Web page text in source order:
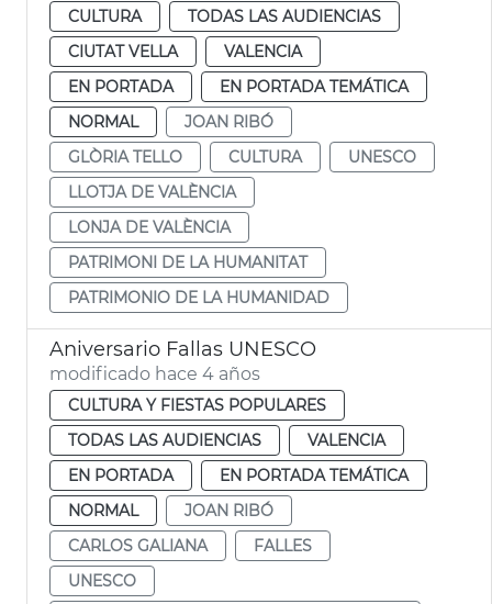
CULTURA
TODAS LAS AUDIENCIAS
CIUTAT VELLA
VALENCIA
EN PORTADA
EN PORTADA TEMÁTICA
NORMAL
JOAN RIBÓ
GLÒRIA TELLO
CULTURA
UNESCO
LLOTJA DE VALÈNCIA
LONJA DE VALÈNCIA
PATRIMONI DE LA HUMANITAT
PATRIMONIO DE LA HUMANIDAD
Aniversario Fallas UNESCO
modificado hace 4 años
CULTURA Y FIESTAS POPULARES
TODAS LAS AUDIENCIAS
VALENCIA
EN PORTADA
EN PORTADA TEMÁTICA
NORMAL
JOAN RIBÓ
CARLOS GALIANA
FALLES
UNESCO